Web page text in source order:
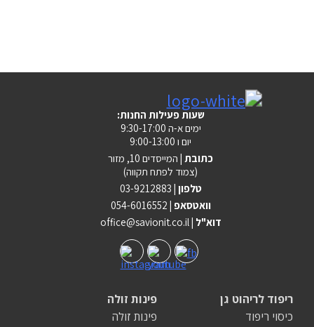
:שעות פעילות החנות
ימים א-ה 9:30-17:00
יום ו 9:00-13:00
כתובת | המייסדים 10, מזור
(צמוד לפתח תקווה)
טלפון | 03-9212883
וואטסאפ | 054-6016552
office@savionit.co.il | דוא"ל
פינות זולה
פינות זולה
ריפוד לריהוט גן
כיסוי ריפוד